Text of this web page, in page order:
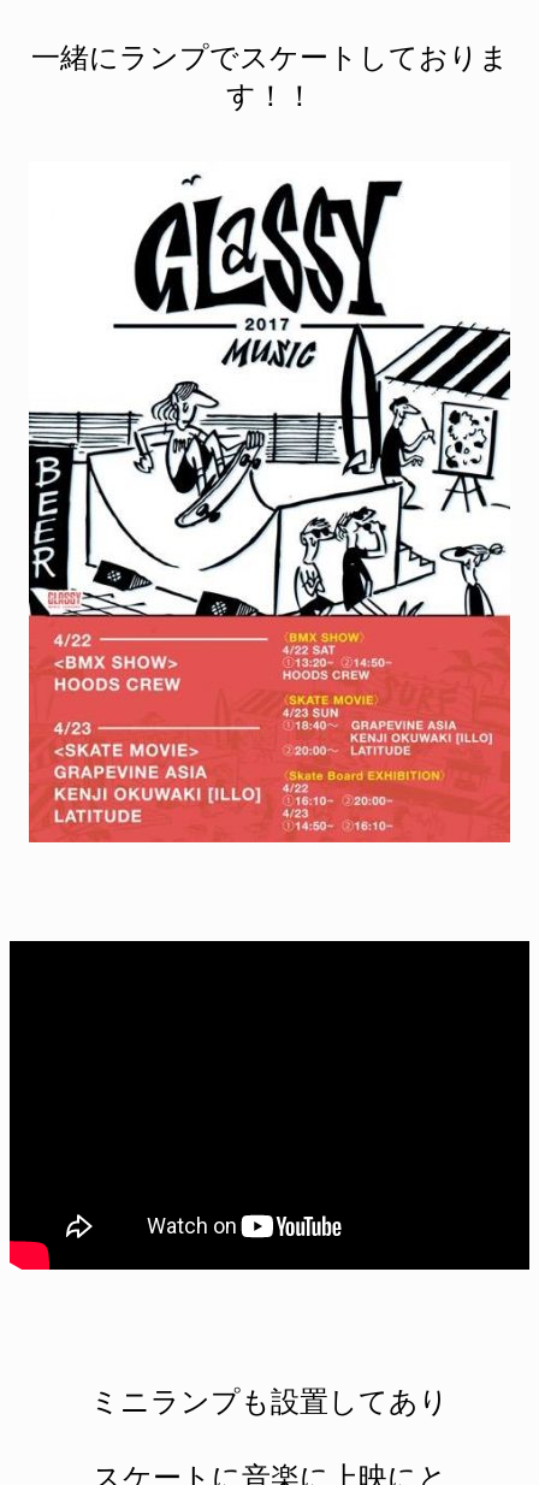
一緒にランプでスケートしておりま
す！！
ミニランプも設置してあり
スケートに音楽に上映にと